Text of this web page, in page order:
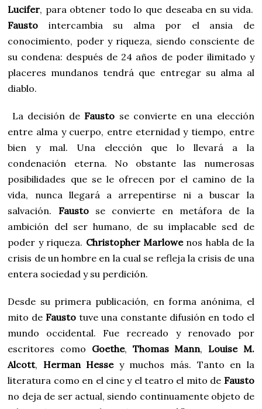
Lucifer, para obtener todo lo que deseaba en su vida.
Fausto intercambia su alma por el ansia de
conocimiento, poder y riqueza, siendo consciente de
su condena: después de 24 años de poder ilimitado y
placeres mundanos tendrá que entregar su alma al
diablo.
La decisión de Fausto se convierte en una elección
entre alma y cuerpo, entre eternidad y tiempo, entre
bien y mal. Una elección que lo llevará a la
condenación eterna. No obstante las numerosas
posibilidades que se le ofrecen por el camino de la
vida, nunca llegará a arrepentirse ni a buscar la
salvación. Faustose convierte en metáfora de la
ambición del ser humano, de su implacable sed de
poder y riqueza. Christopher Marlowenos habla de la
crisis de un hombre en la cual se refleja la crisis de una
entera sociedad y su perdición.
Desde su primera publicación, en forma anónima, el
mito de Fausto tuve una constante difusión en todo el
mundo occidental. Fue recreado y renovado por
escritores como Goethe, Thomas Mann, Louise M.
Alcott, Herman Hessey muchos más. Tanto en la
literatura como en el cine y el teatro el mito de Fausto
no deja de ser actual, siendo continuamente objeto de